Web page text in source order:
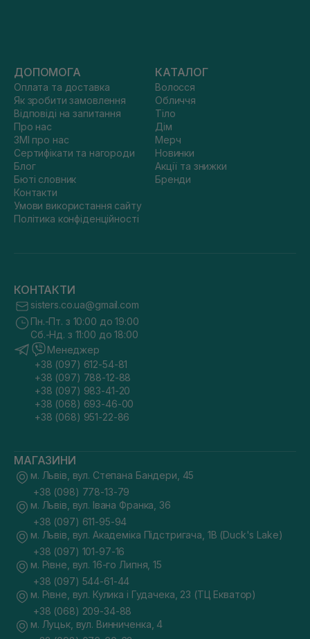
ДОПОМОГА
Оплата та доставка
Як зробити замовлення
Відповіді на запитання
Про нас
ЗМІ про нас
Сертифікати та нагороди
Блог
Бюті словник
Контакти
Умови використання сайту
Політика конфіденційності
КАТАЛОГ
Волосся
Обличчя
Тіло
Дім
Мерч
Новинки
Акції та знижки
Бренди
КОНТАКТИ
sisters.co.ua@gmail.com
Пн.-Пт. з 10:00 до 19:00
Сб.-Нд. з 11:00 до 18:00
Менеджер
+38 (097) 612-54-81
+38 (097) 788-12-88
+38 (097) 983-41-20
+38 (068) 693-46-00
+38 (068) 951-22-86
МАГАЗИНИ
м. Львів, вул. Степана Бандери, 45
+38 (098) 778-13-79
м. Львів, вул. Івана Франка, 36
+38 (097) 611-95-94
м. Львів, вул. Академіка Підстригача, 1В (Duck's Lake)
+38 (097) 101-97-16
м. Рівне, вул. 16-го Липня, 15
+38 (097) 544-61-44
м. Рівне, вул. Кулика і Гудачека, 23 (ТЦ Екватор)
+38 (068) 209-34-88
м. Луцьк, вул. Винниченка, 4